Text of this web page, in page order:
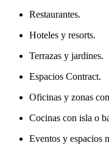
Restaurantes.
Hoteles y resorts.
Terrazas y jardines.
Espacios Contract.
Oficinas y zonas
Cocinas con isla o
Eventos y espacios